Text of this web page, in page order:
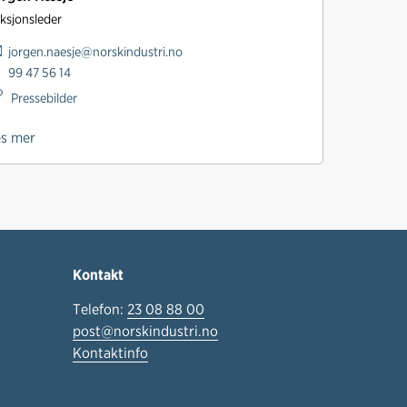
jorgen.naesje@norskindustri.no
99 47 56 14
Pressebilder
mer
Kontakt
Telefon: 23 08 88 00
post@norskindustri.no
Kontaktinfo